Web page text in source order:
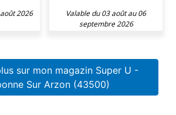
2026
Valable du 03 août au 06
septembre 2026
sur mon magazin Super U -
Sur Arzon (43500)